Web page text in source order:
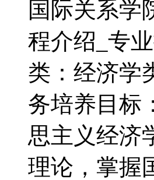
国际关系学
程介绍_
类：经济
务培养目标
思主义经济
理论，掌握